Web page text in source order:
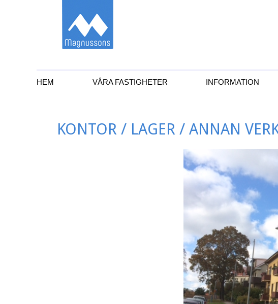
Magnussons
Primär
till
HEM VÅRA FASTIGHETER INFORMATION
KONTOR / LAGER / ANNAN